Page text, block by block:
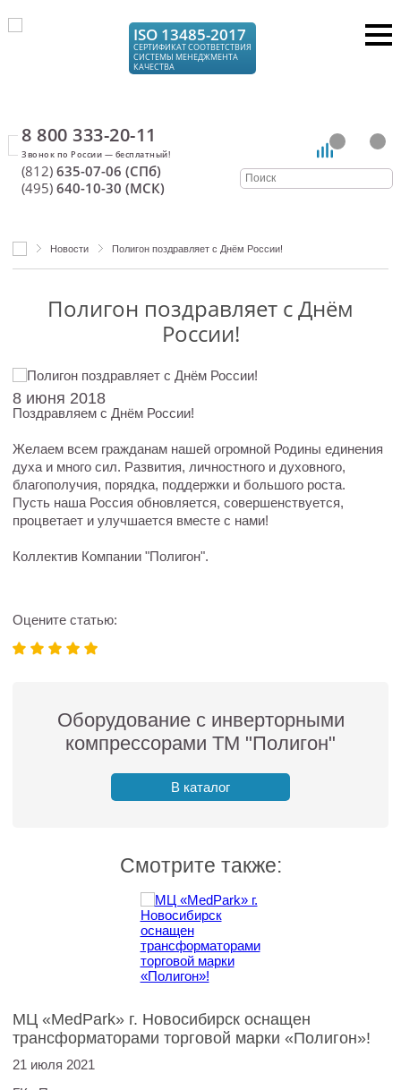
ISO 13485-2017
СЕРТИФИКАТ СООТВЕТСТВИЯ
СИСТЕМЫ МЕНЕДЖМЕНТА
КАЧЕСТВА
8 800 333-20-11
(812) 635-07-06 (СПб)
(495) 640-10-30 (МСК)
Новости Полигон поздравляет с Днём России!
Полигон поздравляет с Днём
России!
8 июня 2018
Поздравляем с Днём России!
Желаем всем гражданам нашей огромной Родины единения
духа и много сил. Развития, личностного и духовного,
благополучия, порядка, поддержки и большого роста.
Пусть наша Россия обновляется, совершенствуется,
процветает и улучшается вместе с нами!
Коллектив Компании "Полигон".
Оцените статью:
Оборудование с инверторными
компрессорами ТМ "Полигон"
В каталог
Смотрите также:
МЦ «MedPark» г. Новосибирск оснащен
трансформаторами торговой марки «Полигон»!
21 июля 2021